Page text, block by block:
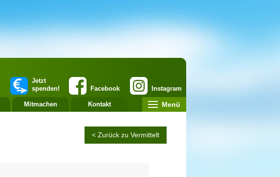
Instagram
Facebook
Jetzt
spenden!
Mitmachen Kontakt Menü
< Zurück zu Vermittelt